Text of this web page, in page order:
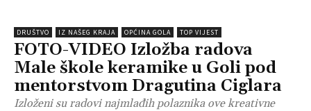
DRUŠTVO IZ NAŠEG KRAJA OPĆINA GOLA TOP VIJEST
FOTO-VIDEO Izložba radova
Male škole keramike u Goli pod
mentorstvom Dragutina Ciglara
Izloženi su radovi najmlađih polaznika ove kreativne